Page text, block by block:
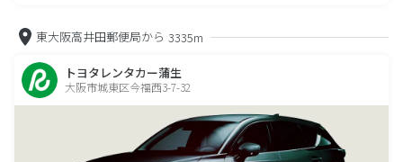
東大阪高井田郵便局から 3335m
トヨタレンタカー蒲生
大阪市城東区今福西3-7-32